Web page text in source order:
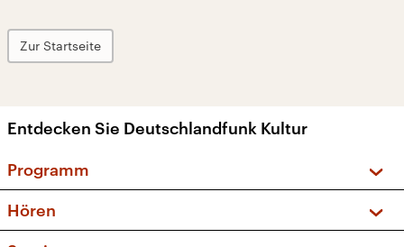
Zur Startseite
Entdecken Sie Deutschlandfunk Kultur
Programm
Sendungen und Podcasts
Hören